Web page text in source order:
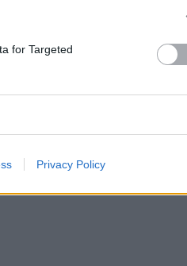
for Targeted
Privacy Policy